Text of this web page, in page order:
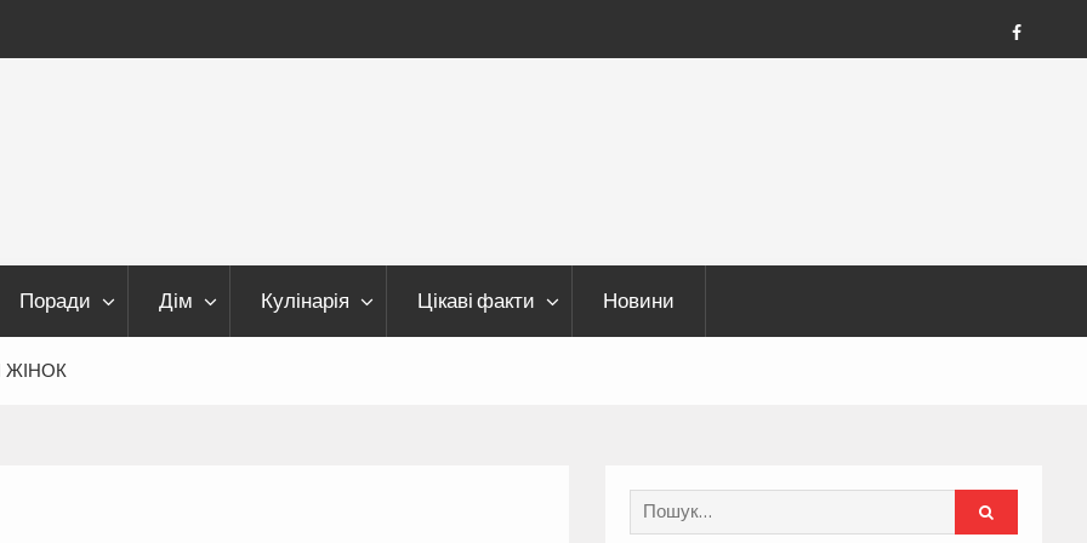
FB
Поради Дім Кулінарія Цікаві факти Новини
ЖІНОК
Search